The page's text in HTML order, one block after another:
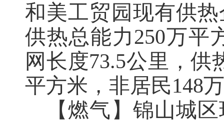
和美工贸园现有供
供热总能力250万平
网长度73.5公里，供
平方米，非居民148
【燃气】锦山城